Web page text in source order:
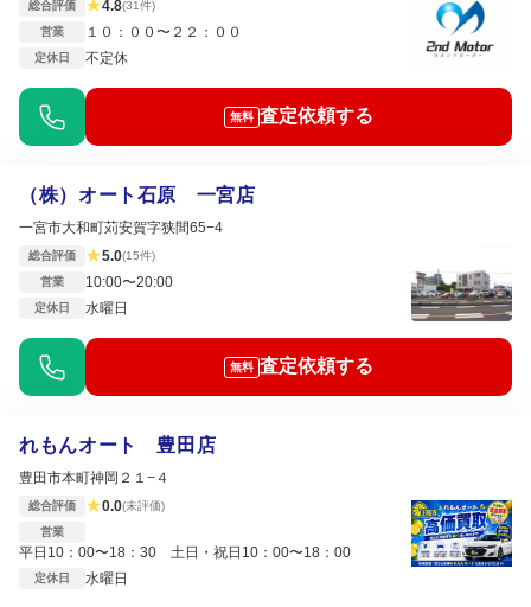
総合評価 ★4.8(31件)
営業
１０：００〜２２：００
定休日 不定休
無料 査定依頼する
（株）オート石原 一宮店
一宮市大和町苅安賀字狭間65−4
総合評価 ★5.0(15件)
営業
10:00〜20:00
定休日 水曜日
無料 査定依頼する
れもんオート 豊田店
豊田市本町神岡２１−４
総合評価 ★0.0(未評価)
営業
平日10：00〜18：30 土日・祝日10：00〜18：00
定休日 水曜日